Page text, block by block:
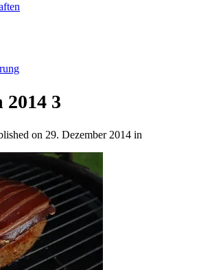
3
on 29. Dezember 2014 in